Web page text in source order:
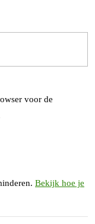
voor de
Bekijk hoe je